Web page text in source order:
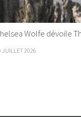
Wolfe dévoile
JUILLET 2026